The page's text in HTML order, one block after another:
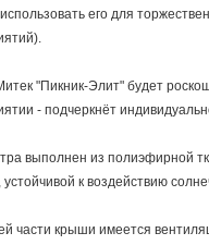
его для
"Пикник-Элит" будет
- подчеркнёт
выполнен из полиэфирной
устойчивой к воздействию
части крыши имеется